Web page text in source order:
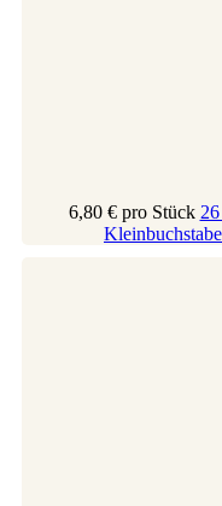
6,80 € pro Stück